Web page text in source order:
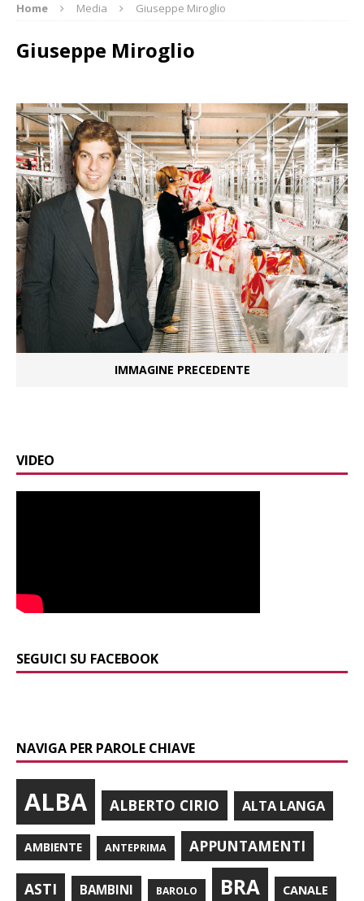
Home Media Giuseppe Miroglio
Giuseppe Miroglio
IMMAGINE PRECEDENTE
VIDEO
SEGUICI SU FACEBOOK
NAVIGA PER PAROLE CHIAVE
ALBA ALBERTO CIRIO ALTA LANGA
AMBIENTE ANTEPRIMA APPUNTAMENTI
ASTI BAMBINI BAROLO BRA CANALE